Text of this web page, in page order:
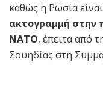
καθώς η Ρωσία
ακτογραμμή στην
ΝΑΤΟ, έπειτα από
Σουηδίας στη